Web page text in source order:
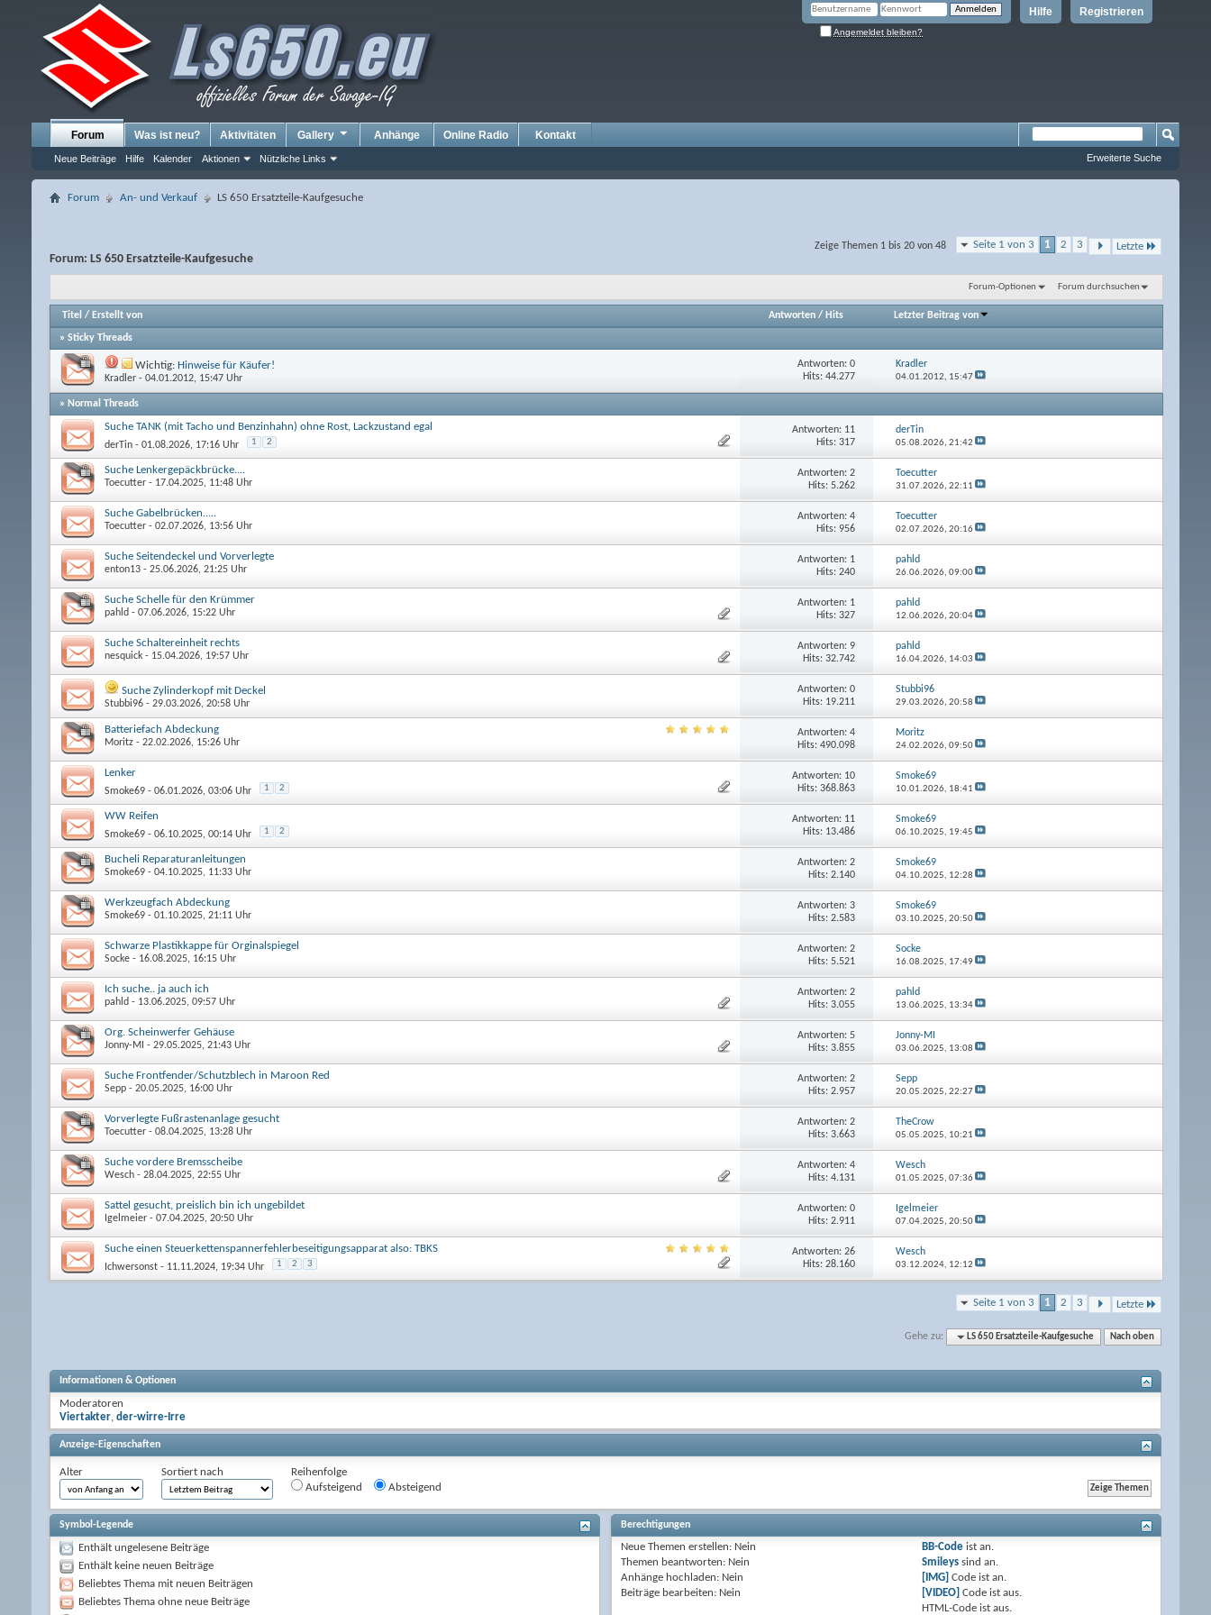
Registrieren
Hilfe
Angemeldet bleiben?
Forum
Neue Beiträge Hilfe Kalender Aktionen Nützliche Links
Was ist neu? Aktivitäten Gallery Anhänge Online Radio Kontakt
Erweiterte Suche
Forum An- und Verkauf LS 650 Ersatzteile-Kaufgesuche
Seite 1 von 3 1 2 3 Letzte
Zeige Themen 1 bis 20 von 48
Forum: LS 650 Ersatzteile-Kaufgesuche
Forum-Optionen Forum durchsuchen
Titel / Erstellt von Antworten/ Hits Letzter Beitrag von
» Sticky Threads
Wichtig: Hinweise für Käufer!
Kradler - 04.01.2012, 15:47 Uhr
Antworten: 0
Hits: 44.277
Kradler
04.01.2012, 15:47
» Normal Threads
Suche TANK (mit Tacho und Benzinhahn) ohne Rost, Lackzustand egal
derTin - 01.08.2026, 17:16 Uhr 1 2
Antworten: 11
Hits: 317
derTin
05.08.2026, 21:42
Suche Lenkergepäckbrücke....
Toecutter - 17.04.2025, 11:48 Uhr
Antworten: 2
Hits: 5.262
Toecutter
31.07.2026, 22:11
Suche Gabelbrücken.....
Toecutter - 02.07.2026, 13:56 Uhr
Antworten: 4
Hits: 956
Toecutter
02.07.2026, 20:16
Suche Seitendeckel und Vorverlegte
enton13 - 25.06.2026, 21:25 Uhr
Antworten: 1
Hits: 240
pahld
26.06.2026, 09:00
Suche Schelle für den Krümmer
pahld - 07.06.2026, 15:22 Uhr
Antworten: 1
Hits: 327
pahld
12.06.2026, 20:04
Suche Schaltereinheit rechts
nesquick - 15.04.2026, 19:57 Uhr
Antworten: 9
Hits: 32.742
pahld
16.04.2026, 14:03
Suche Zylinderkopf mit Deckel
Stubbi96 - 29.03.2026, 20:58 Uhr
Antworten: 0
Hits: 19.211
Stubbi96
29.03.2026, 20:58
Batteriefach Abdeckung
Moritz - 22.02.2026, 15:26 Uhr
Antworten: 4
Hits: 490.098
Moritz
24.02.2026, 09:50
Lenker
Smoke69 - 06.01.2026, 03:06 Uhr 1 2
Antworten: 10
Hits: 368.863
Smoke69
10.01.2026, 18:41
WW Reifen
Smoke69 - 06.10.2025, 00:14 Uhr 1 2
Antworten: 11
Hits: 13.486
Smoke69
06.10.2025, 19:45
Bucheli Reparaturanleitungen
Smoke69 - 04.10.2025, 11:33 Uhr
Antworten: 2
Hits: 2.140
Smoke69
04.10.2025, 12:28
Werkzeugfach Abdeckung
Smoke69 - 01.10.2025, 21:11 Uhr
Antworten: 3
Hits: 2.583
Smoke69
03.10.2025, 20:50
Schwarze Plastikkappe für Orginalspiegel
Socke - 16.08.2025, 16:15 Uhr
Antworten: 2
Hits: 5.521
Socke
16.08.2025, 17:49
Ich suche.. ja auch ich
pahld - 13.06.2025, 09:57 Uhr
Antworten: 2
Hits: 3.055
pahld
13.06.2025, 13:34
Org. Scheinwerfer Gehäuse
Jonny-MI - 29.05.2025, 21:43 Uhr
Antworten: 5
Hits: 3.855
Jonny-MI
03.06.2025, 13:08
Suche Frontfender/Schutzblech in Maroon Red
Sepp - 20.05.2025, 16:00 Uhr
Antworten: 2
Hits: 2.957
Sepp
20.05.2025, 22:27
Vorverlegte Fußrastenanlage gesucht
Toecutter - 08.04.2025, 13:28 Uhr
Antworten: 2
Hits: 3.663
TheCrow
05.05.2025, 10:21
Suche vordere Bremsscheibe
Wesch - 28.04.2025, 22:55 Uhr
Antworten: 4
Hits: 4.131
Wesch
01.05.2025, 07:36
Sattel gesucht, preislich bin ich ungebildet
Igelmeier - 07.04.2025, 20:50 Uhr
Antworten: 0
Hits: 2.911
Igelmeier
07.04.2025, 20:50
Suche einen Steuerkettenspannerfehlerbeseitigungsapparat also: TBKS
Ichwersonst - 11.11.2024, 19:34 Uhr 1 2 3
Antworten: 26
Hits: 28.160
Wesch
03.12.2024, 12:12
Seite 1 von 3 1 2 3 Letzte
Gehe zu: LS 650 Ersatzteile-Kaufgesuche Nach oben
Informationen & Optionen
Moderatoren
Viertakter, der-wirre-Irre
Anzeige-Eigenschaften
Alter Sortiert nach
Reihenfolge
Aufsteigend
Absteigend
Symbol-Legende
Enthält ungelesene Beiträge
Enthält keine neuen Beiträge
Beliebtes Thema mit neuen Beiträgen
Beliebtes Thema ohne neue Beiträge
Berechtigungen
Neue Themen erstellen: Nein
Themen beantworten: Nein
Anhänge hochladen: Nein
Beiträge bearbeiten: Nein
BB-Code istan.
Smileys sindan.
[IMG] Code istan.
[VIDEO] Code istaus.
HTML-Code istaus.